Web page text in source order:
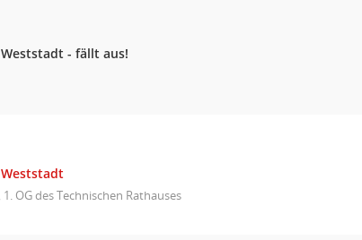
- fällt aus!
1. OG des Technischen Rathauses